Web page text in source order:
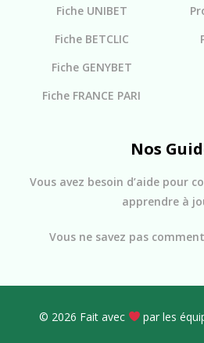
Fiche UNIBET
Fiche BETCLIC
Fiche GENYBET
Fiche FRANCE PARI
Nos
Vous avez besoin d’aide pour
apprendre à
Vous ne savez pas
© 2026 Fait avec par les